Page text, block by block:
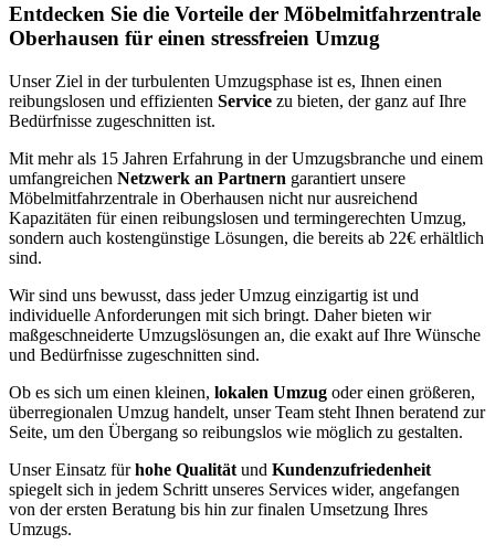
Entdecken Sie die Vorteile der Möbelmitfahrzentrale
Oberhausen für einen stressfreien Umzug
Unser Ziel in der turbulenten Umzugsphase ist es, Ihnen einen
reibungslosen und effizienten Service zu bieten, der ganz auf Ihre
Bedürfnisse zugeschnitten ist.
Mit mehr als 15 Jahren Erfahrung in der Umzugsbranche und einem
umfangreichen Netzwerk an Partnern garantiert unsere
Möbelmitfahrzentrale in Oberhausen nicht nur ausreichend
Kapazitäten für einen reibungslosen und termingerechten Umzug,
sondern auch kostengünstige Lösungen, die bereits ab 22€ erhältlich
sind.
Wir sind uns bewusst, dass jeder Umzug einzigartig ist und
individuelle Anforderungen mit sich bringt. Daher bieten wir
maßgeschneiderte Umzugslösungen an, die exakt auf Ihre Wünsche
und Bedürfnisse zugeschnitten sind.
Ob es sich um einen kleinen, lokalen Umzug oder einen größeren,
überregionalen Umzug handelt, unser Team steht Ihnen beratend zur
Seite, um den Übergang so reibungslos wie möglich zu gestalten.
Unser Einsatz fürhohe Qualität und Kundenzufriedenheit
spiegelt sich in jedem Schritt unseres Services wider, angefangen
von der ersten Beratung bis hin zur finalen Umsetzung Ihres
Umzugs.